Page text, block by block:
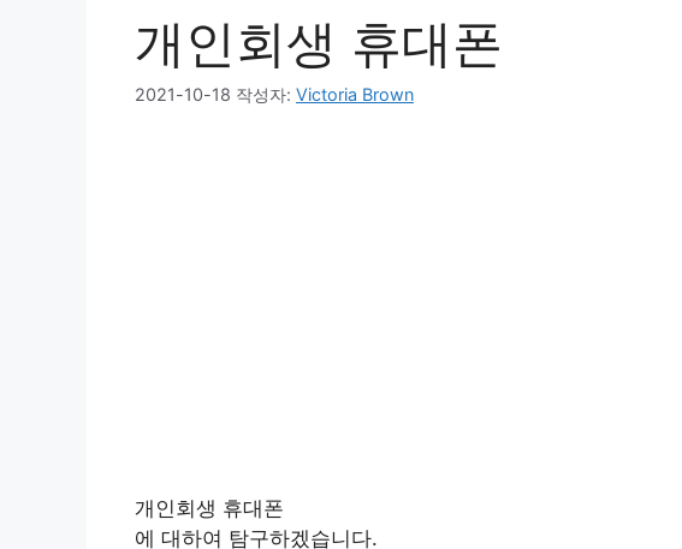
개인회생 휴대폰
2021-10-18 작성자: Victoria Brown
개인회생 휴대폰
에 대하여 탐구하겠습니다.